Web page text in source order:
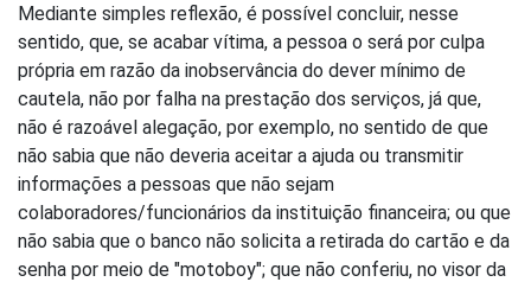
Mediante simples reflexão, é possível concluir, nesse
sentido, que, se acabar vítima, a pessoa o será por culpa
própria em razão da inobservância do dever mínimo de
cautela, não por falha na prestação dos serviços, já que,
não é razoável alegação, por exemplo, no sentido de que
não sabia que não deveria aceitar a ajuda ou transmitir
informações a pessoas que não sejam
colaboradores/funcionários da instituição financeira; ou que
não sabia que o banco não solicita a retirada do cartão e da
senha por meio de "motoboy"; que não conferiu, no visor da